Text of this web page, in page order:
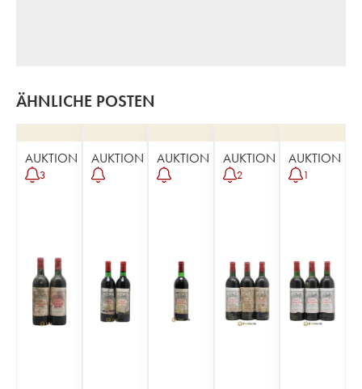
ÄHNLICHE POSTEN
AUKTION
3
AUKTION AUKTION AUKTION
2
AUKTION
1